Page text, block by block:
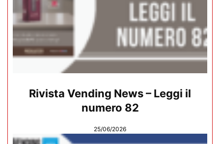
Rivista Vending News – Leggi il
numero 82
25/06/2026